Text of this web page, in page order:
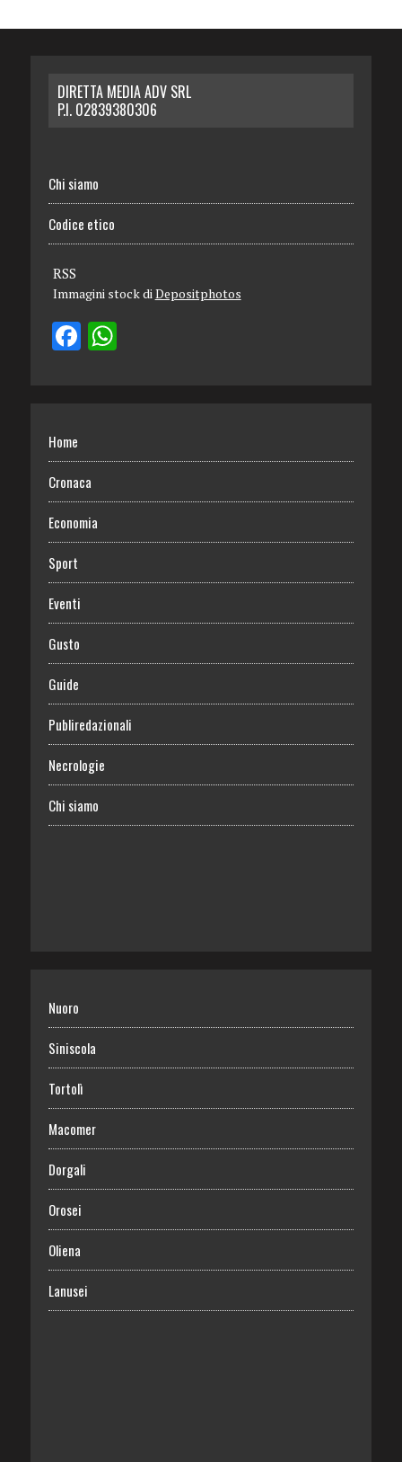
DIRETTA MEDIA ADV SRL
P.I. 02839380306
Chi siamo
Codice etico
RSS
Immagini stock diDepositphotos
Home
Cronaca
Economia
Sport
Eventi
Gusto
Guide
Publiredazionali
Necrologie
Chi siamo
Nuoro
Siniscola
Tortolì
Macomer
Dorgali
Orosei
Oliena
Lanusei